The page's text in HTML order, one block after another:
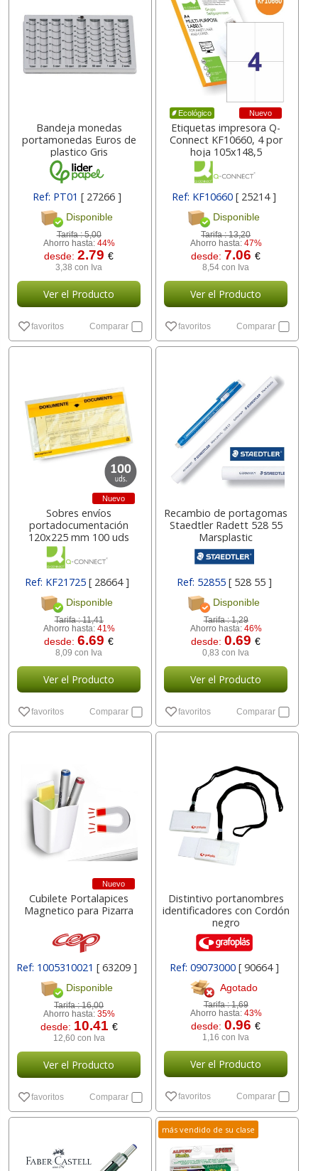
Bandeja monedas
portamonedas Euros de
plastico Gris
Ref: PT01 [ 27266 ]
Disponible
Tarifa :5,00
Ahorro hasta: 44%
desde:2.79€
3,38 con Iva
Ver el Producto
favoritos Comparar
Ecológico Nuevo
Etiquetas impresora Q-
Connect KF10660, 4 por
hoja 105x148,5
Ref: KF10660 [ 25214 ]
Disponible
Tarifa :13,20
Ahorro hasta: 47%
desde: 7.06€
8,54 con Iva
Ver el Producto
favoritos Comparar
Nuevo
Sobres envíos
portadocumentación
120x225 mm 100 uds
Ref: KF21725 [ 28664 ]
Disponible
Tarifa :11,41
Ahorro hasta: 41%
desde:6.69€
8,09 con Iva
Ver el Producto
favoritos Comparar
Recambio de portagomas
Staedtler Radett 528 55
Marsplastic
Ref: 52855 [ 528 55 ]
Disponible
Tarifa :1,29
Ahorro hasta: 46%
desde:0.69€
0,83 con Iva
Ver el Producto
favoritos Comparar
Nuevo
Cubilete Portalapices
Magnetico para Pizarra
Ref: 1005310021[ 63209 ]
Disponible
Tarifa :16,00
Ahorro hasta: 35%
desde: 10.41 €
12,60 con Iva
Ver el Producto
favoritos Comparar
Distintivo portanombres
identificadores con Cordón
negro
Ref: 09073000 [ 90664 ]
Agotado
Tarifa :1,69
Ahorro hasta: 43%
desde:0.96€
1,16 con Iva
Ver el Producto
favoritos Comparar
más vendido de su clase